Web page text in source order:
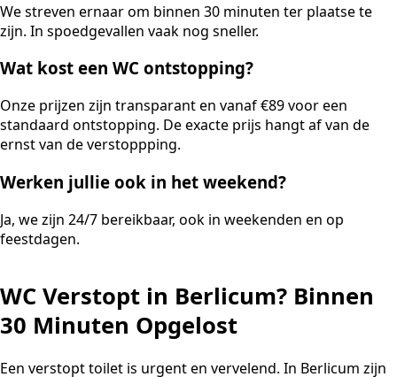
We streven ernaar om binnen 30 minuten ter plaatse te
zijn. In spoedgevallen vaak nog sneller.
Wat kost een WC ontstopping?
Onze prijzen zijn transparant en vanaf €89 voor een
standaard ontstopping. De exacte prijs hangt af van de
ernst van de verstoppping.
Werken jullie ook in het weekend?
Ja, we zijn 24/7 bereikbaar, ook in weekenden en op
feestdagen.
WC Verstopt in Berlicum? Binnen
30 Minuten Opgelost
Een verstopt toilet is urgent en vervelend. In Berlicum zijn